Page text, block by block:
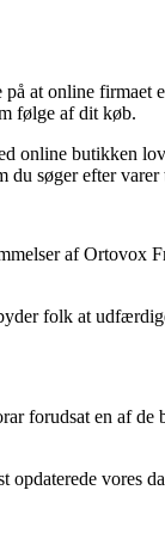
at online firmaet
følge af dit køb.
online butikken
søger efter
af Ortovox
folk at
forudsat en af de
vores